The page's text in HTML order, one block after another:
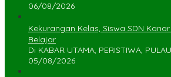
06/08/2026
Kekurangan Kelas, Siswa SDN
Belajar
Di KABAR UTAMA, PERISTIWA,
05/08/2026